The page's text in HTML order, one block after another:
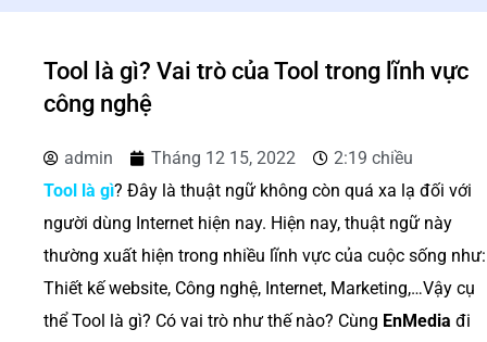
Tool là gì? Vai trò của Tool trong lĩnh vực
công nghệ
admin Tháng 12 15, 2022
2:19 chiều
Tool là gì? Đây là thuật ngữ không còn quá xa lạ đối với
người dùng Internet hiện nay. Hiện nay, thuật ngữ này
thường xuất hiện trong nhiều lĩnh vực của cuộc sống như:
Thiết kế website, Công nghệ, Internet, Marketing,…Vậy cụ
thể Tool là gì? Có vai trò như thế nào? Cùng EnMedia đi